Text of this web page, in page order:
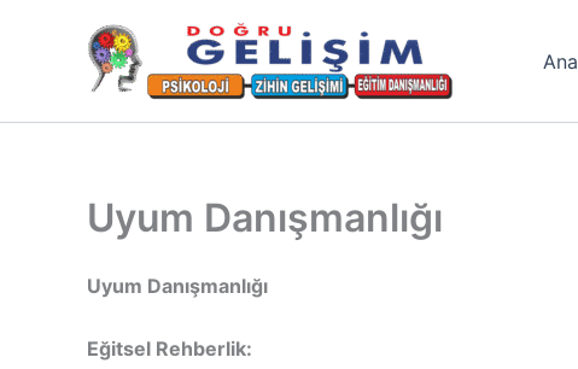
Uyum Danışmanlığı
Uyum Danışmanlığı
Eğitsel Rehberlik: